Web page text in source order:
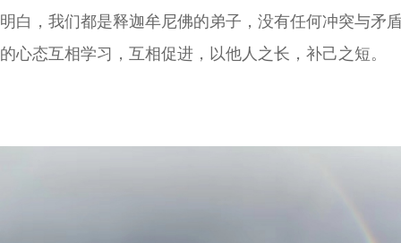
明白，我们都是释迦牟尼佛的弟子，没有任何冲突与矛
的心态互相学习，互相促进，以他人之长，补己之短。